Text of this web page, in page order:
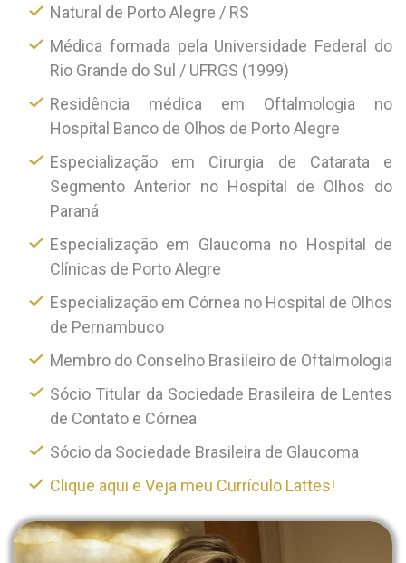
Natural de Porto Alegre / RS
Médica formada pela Universidade Federal do
Rio Grande do Sul / UFRGS (1999)
Residência médica em Oftalmologia no
Hospital Banco de Olhos de Porto Alegre
Especialização em Cirurgia de Catarata e
Segmento Anterior no Hospital de Olhos do
Paraná
Especialização em Glaucoma no Hospital de
Clínicas de Porto Alegre
Especialização em Córnea no Hospital de Olhos
de Pernambuco
Membro do Conselho Brasileiro de Oftalmologia
Sócio Titular da Sociedade Brasileira de Lentes
de Contato e Córnea
Sócio da Sociedade Brasileira de Glaucoma
Clique aqui e Veja meu Currículo Lattes!